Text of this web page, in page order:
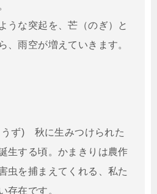
うな突起を、芒（のぎ）と
、雨空が増えていきます。
ず) 秋に生みつけられた
生する頃。かまきりは農作
虫を捕まえてくれる、私た
存在です。